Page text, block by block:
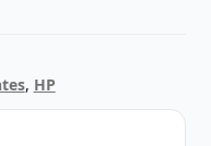
, HP